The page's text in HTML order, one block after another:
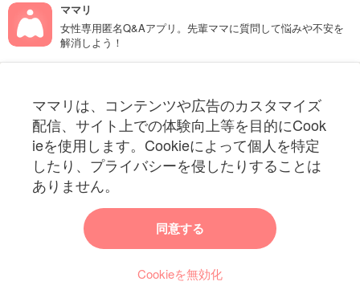
ママリ
女性専用匿名Q&Aアプリ。先輩ママに質問して悩みや不安を
解消しよう！
ママリは、コンテンツや広告のカスタマイズ
配信、サイト上での体験向上等を目的にCook
ieを使用します。Cookieによって個人を特定
したり、プライバシーを侵したりすることは
ありません。
同意する
Cookieを無効化
妊娠〜子育て中のお役立ち情報を配信中
ママリからのお知らせ
ママリ編集部がみなさんのご意見をもとに記事を作成させていただきま